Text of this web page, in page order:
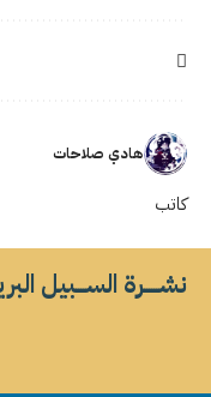
هادي صلاحات
كاتب
نشــــــرة الســــبيل